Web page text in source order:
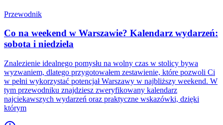
Przewodnik
Co na weekend w Warszawie? Kalendarz wydarzeń:
sobota i niedziela
Znalezienie idealnego pomysłu na wolny czas w stolicy bywa
wyzwaniem, dlatego przygotowałem zestawienie, które pozwoli Ci
w pełni wykorzystać potencjał Warszawy w najbliższy weekend. W
tym przewodniku znajdziesz zweryfikowany kalendarz
najciekawszych wydarzeń oraz praktyczne wskazówki, dzięki
którym